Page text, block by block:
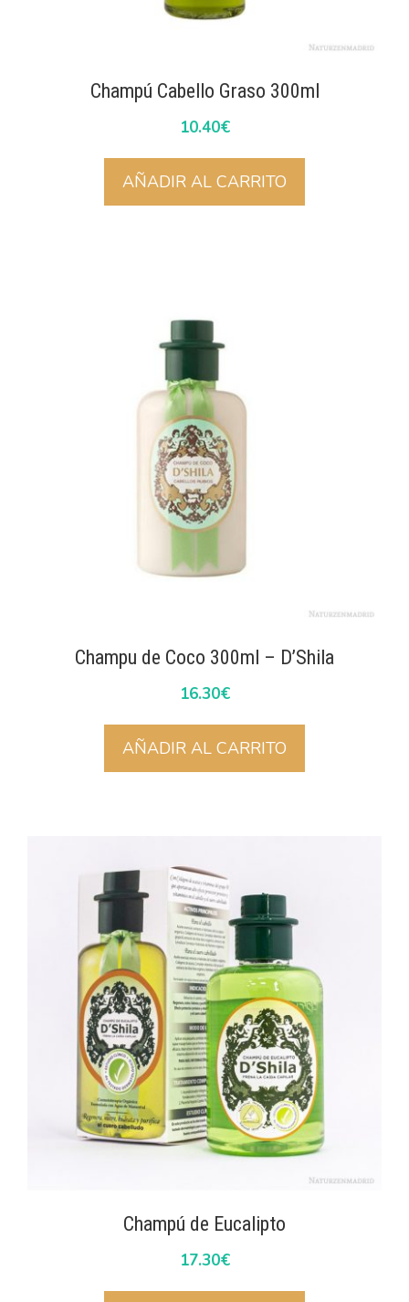
Champú Cabello Graso 300ml
10.40€
AÑADIR AL CARRITO
Champu de Coco 300ml – D’Shila
16.30€
AÑADIR AL CARRITO
Champú de Eucalipto
17.30€